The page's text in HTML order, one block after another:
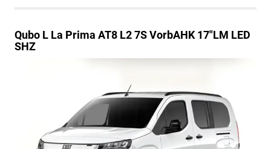
Qubo L La Prima AT8 L2 7S VorbAHK 17"LM LED
SHZ